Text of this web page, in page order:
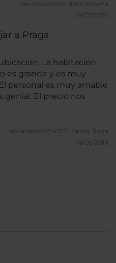
sandraibz2020.
Ibiza, España
09/01/2020
a Praga
La habitación
es grande y es muy
personal es muy amable
genial. El precio nos
eduardomY2347EZ. Berna, Suiza
06/05/2018